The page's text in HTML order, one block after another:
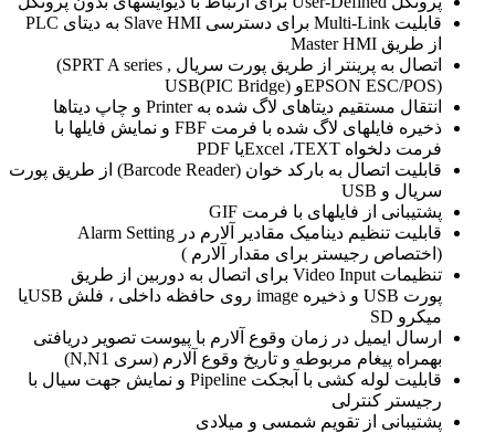
قابلیت Multi-Link برای دسترسی Slave HMI به دیتای PLC
از طریق Master HMI
اتصال به پرینتر از طریق پورت سریال (SPRT A series ,
EPSON ESC/POS)و USB(PIC Bridge)
انتقال مستقیم دیتاهای لاگ شده به Printer و چاپ دیتاها
ذخیره فایلهای لاگ شده با فرمت FBF و نمایش فایلها با
فرمت دلخواه TEXT، Excelیا PDF
قابلیت اتصال به بارکد خوان (Barcode Reader) از طریق پورت
سریال و USB
پشتیبانی از فایلهای با فرمت GIF
قابلیت تنظیم دینامیک مقادیر آلارم در Alarm Setting
(اختصاص رجیستر برای مقدار آلارم )
تنظیمات Video Input برای اتصال به دوربین از طریق
پورت USB
و ذخیره image روی حافظه داخلی ، فلش USBیا
میکرو SD
ارسال ایمیل در زمان وقوع آلارم با پیوست تصویر دریافتی
بهمراه پیغام مربوطه و تاریخ وقوع آلارم (سری N,N1
)
قابلیت لوله کشی با آبجکت Pipeline و نمایش جهت سیال با
رجیستر کنترلی
پشتیبانی از تقویم شمسی و میلادی